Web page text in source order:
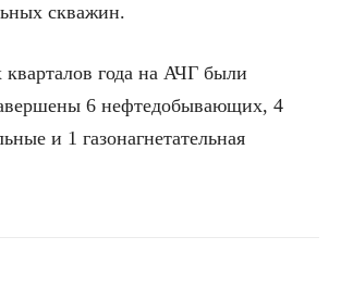
скважин.
кварталов года на АЧГ были
6 нефтедобывающих, 4
и 1 газонагнетательная